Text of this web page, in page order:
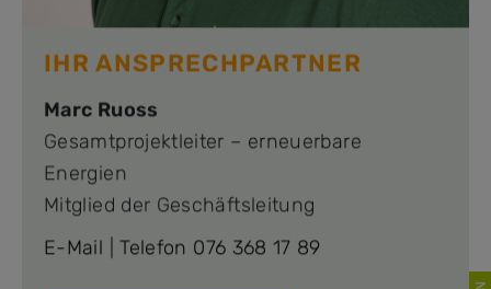
IHR ANSPRECHPARTNER
Marc Ruoss
Gesamtprojektleiter – erneuerbare
Energien
Mitglied der Geschäftsleitung
E-Mail |Telefon 076 368 17 89